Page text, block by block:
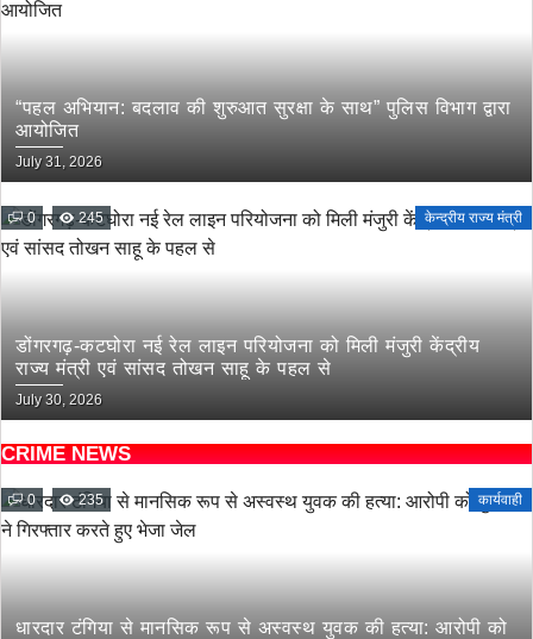
“पहल अभियान: बदलाव की शुरुआत सुरक्षा के साथ” पुलिस विभाग द्वारा
आयोजित
July 31, 2026
0 245 केन्द्रीय राज्य मंत्री
डोंगरगढ़-कटघोरा नई रेल लाइन परियोजना को मिली मंजुरी केंद्रीय
राज्य मंत्री एवं सांसद तोखन साहू के पहल से
July 30, 2026
CRIME NEWS
0 235 कार्यवाही
धारदार टंगिया से मानसिक रूप से अस्वस्थ युवक की हत्या: आरोपी को